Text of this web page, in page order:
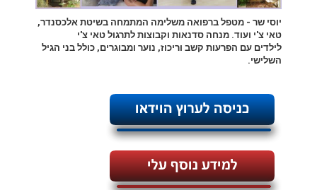
יוסי שר - מטפל ברפואה משלימה המתמחה בשיטת אלכסנדר,
טאי צ'י ועוד. מנחה סדנאות וקבוצות לתרגול טאי צ'י
לילדים עם הפרעות קשב וריכוז, נוער ומבוגרים, כולל בני הגיל
השלישי.